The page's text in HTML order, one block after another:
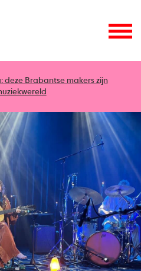
deze Brabantse makers zijn